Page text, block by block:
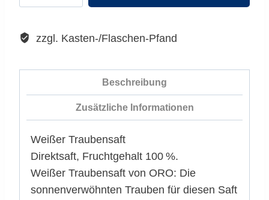
Mengezzgl. Kasten-/Flaschen-Pfand
Beschreibung
Zusätzliche Informationen
Weißer Traubensaft
Direktsaft, Fruchtgehalt 100 %.
Weißer Traubensaft von ORO: Die
sonnenverwöhnten Trauben für diesen Saft